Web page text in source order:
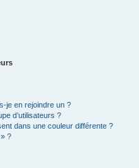
je en rejoindre un ?
d’utilisateurs ?
dans une couleur différente ?
?